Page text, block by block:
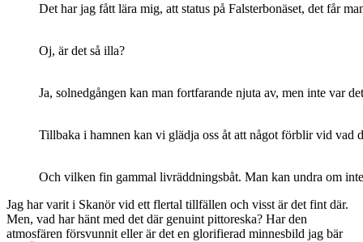
Det har jag fått lära mig, att status på Falsterbonäset, det får
Oj, är det så illa?
Ja, solnedgången kan man fortfarande njuta av, men inte var
Tillbaka i hamnen kan vi glädja oss åt att något förblir vid
Och vilken fin gammal livräddningsbåt. Man kan undra om
Jag har varit i Skanör vid ett flertal tillfällen och visst är det fint där.
Men, vad har hänt med det där genuint pittoreska? Har den
atmosfären försvunnit eller är det en glorifierad minnesbild jag bär